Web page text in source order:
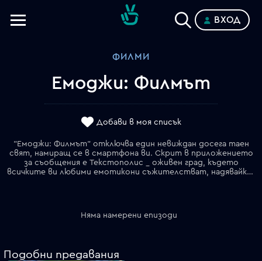
ВХОД
ФИЛМИ
Емоджи: Филмът
Добави в моя списък
"Емоджи: Филмът" отключва един невиждан досега таен
свят, намиращ се в смартфона ви. Скрит в приложението
за съобщения е Текстополис _ оживен град, където
всичките ви любими емотикони съжителстват, надявайки се да бъдат избрани от собственика на смартфона. В този свят всеки емотикон притежава само една емоция, като единственото изключение е Джийн _ темпераментен емотикон, роден без филтър и разцъфващ в най-различни експресии. Решен да стане "нормален" като всички останали, Джийн се възползва от помощта на най-добрия си приятел Дай 5 и на всеизвестната хакерка Терабайт. Заедно те потеглят на епично "прило-ключение" през приложенията на телефона, всяко със собствения си див и забавен свят, за да открият Кода, който ще поправи Джийн.
Няма намерени епизоди
Подобни предавания